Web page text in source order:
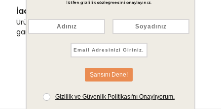
İade & Değişim Garantisi
Ürünlerinizde sorunsuz iade ve değişim
garantisi.